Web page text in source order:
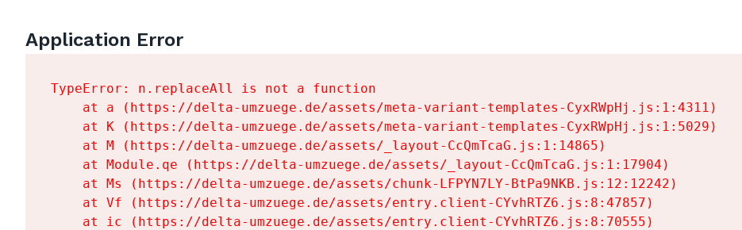
Application Error
TypeError: n.replaceAll is not a function
    at a (https://delta-umzuege.de/assets/meta-variant-templates-CyxRWpHj.js:1:4311)
    at K (https://delta-umzuege.de/assets/meta-variant-templates-CyxRWpHj.js:1:5029)
    at M (https://delta-umzuege.de/assets/_layout-CcQmTcaG.js:1:14865)
    at Module.qe (https://delta-umzuege.de/assets/_layout-CcQmTcaG.js:1:17904)
    at Ms (https://delta-umzuege.de/assets/chunk-LFPYN7LY-BtPa9NKB.js:12:12242)
    at Vf (https://delta-umzuege.de/assets/entry.client-CYvhRTZ6.js:8:47857)
    at ic (https://delta-umzuege.de/assets/entry.client-CYvhRTZ6.js:8:70555)